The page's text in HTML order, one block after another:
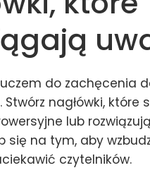
do zachęcenia
nagłówki, które
lub rozwiązują
się na tym, aby
czytelników.